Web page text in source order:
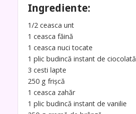
Ingrediente:
1/2 ceasca unt
1 ceasca făină
1 ceasca nuci tocate
1 plic budincă instant de ciocolată
3 cesti lapte
250 g frișcă
1 ceasca zahăr
1 plic budincă instant de vanilie